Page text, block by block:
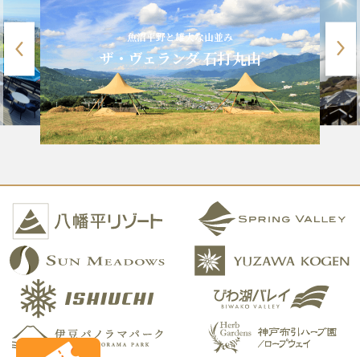
魚沼平野と雄大な山並み
ザ・ヴェランダ 石打丸山